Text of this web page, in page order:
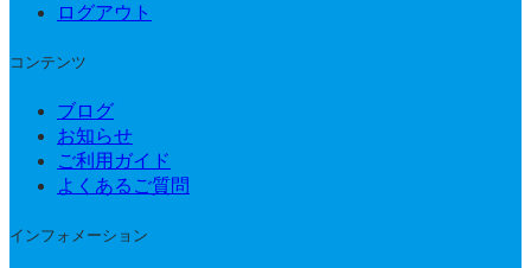
ログアウト
コンテンツ
ブログ
お知らせ
ご利用ガイド
よくあるご質問
インフォメーション